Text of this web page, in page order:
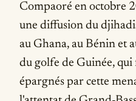
Compaoré en octobre
une diffusion du
au Ghana, au Bénin et
du golfe de Guinée,
épargnés par cette